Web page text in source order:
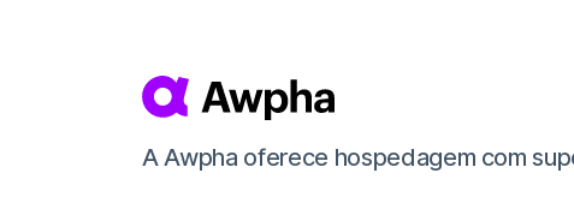
A Awpha oferece hospedagem com